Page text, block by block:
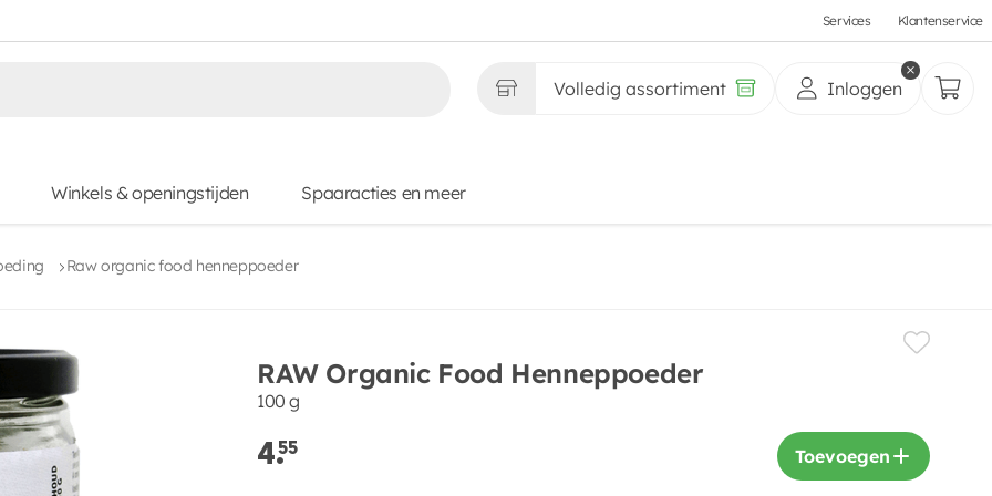
Services Klantenservice
Volledig assortiment Inloggen
Winkels & openingstijden Spaaracties en meer
Raw organic food henneppoeder
RAW Organic Food Henneppoeder
100 g
4.55 Toevoegen